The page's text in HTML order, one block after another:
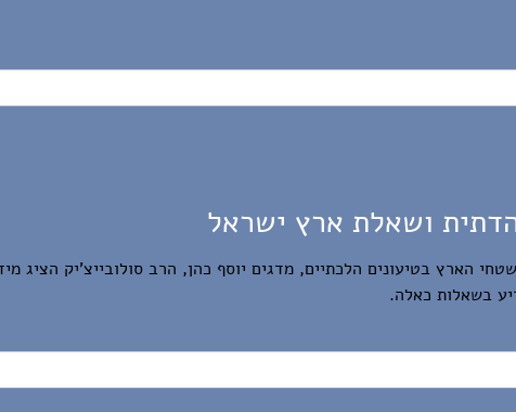
הדתית ושאלת ארץ ישראל
הארץ בטיעונים הלכתיים, מדגים יוסף כהן, הרב סולובייצ'יק הציג
בשאלות כאלה.